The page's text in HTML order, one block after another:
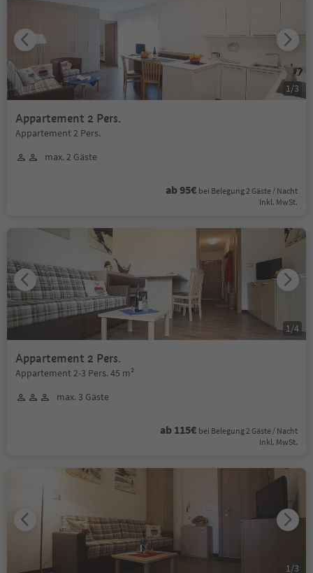
Appartement 2 Pers.
Appartement 2 Pers.
max. 2 Gäste
ab 95€ bei Belegung 2 Gäste / Nacht
Inkl. MwSt.
1/3
Appartement 2 Pers.
Appartement 2-3 Pers. 45 m²
max. 3 Gäste
ab 115€ bei Belegung 2 Gäste / Nacht
Inkl. MwSt.
1/4
1/3